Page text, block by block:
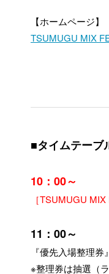
【ホームページ】
TSUMUGU MIX
■タイムテーブ
10：00～
［TSUMUGU
11：00～
『優先入場整理券
※整理券は抽選（